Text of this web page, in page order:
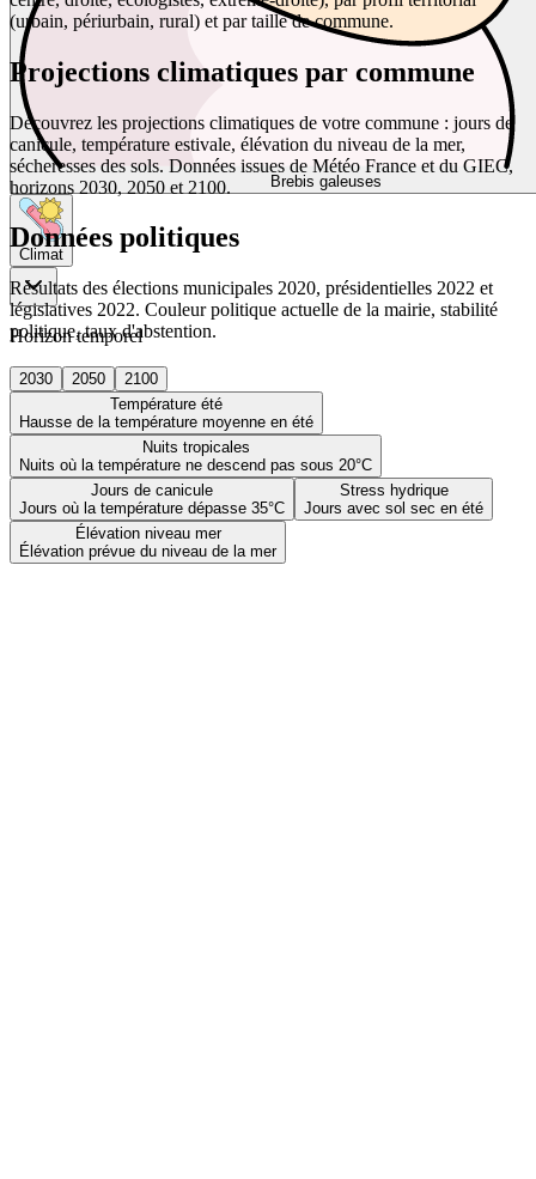
Brebis galeuses
Climat
Horizon temporel
2030 2050
2100
Température été
Hausse de la température moyenne en été
Nuits tropicales
Nuits où la température ne descend pas sous 20°C
Jours de canicule
Jours où la température dépasse 35°C
Stress hydrique
Jours avec sol sec en été
Élévation niveau mer
Élévation prévue du niveau de la mer
(urbain, périurbain, rural) et par taille de commune.
Projections climatiques par commune
Découvrez les projections climatiques de votre commune : jours de
canicule, température estivale, élévation du niveau de la mer,
sécheresses des sols. Données issues de Météo France et du GIEC,
horizons 2030, 2050 et 2100.
Données politiques
Résultats des élections municipales 2020, présidentielles 2022 et
législatives 2022. Couleur politique actuelle de la mairie, stabilité
politique, taux d'abstention.